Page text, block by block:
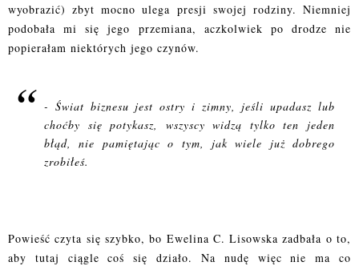
wyobrazić) zbyt mocno ulega presji swojej rodziny. Niemniej
podobała mi się jego przemiana, aczkolwiek po drodze nie
popierałam niektórych jego czynów.
- Świat biznesu jest ostry i zimny, jeśli upadasz lub
choćby się potykasz, wszyscy widzą tylko ten jeden
błąd, nie pamiętając o tym, jak wiele już dobrego
zrobiłeś.
Powieść czyta się szybko, bo Ewelina C. Lisowska zadbała o to,
aby tutaj ciągle coś się działo. Na nudę więc nie ma co